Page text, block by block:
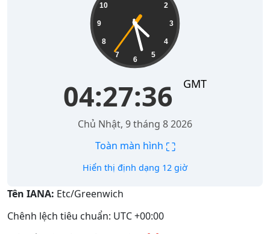
2
3
4
5
6
7
8
9
10
04:27:36 GMT
Chủ Nhật, 9 tháng 8 2026
Toàn màn hình ⛶
Hiển thị định dạng 12 giờ
Tên IANA: Etc/Greenwich
Chênh lệch tiêu chuẩn: UTC +00:00